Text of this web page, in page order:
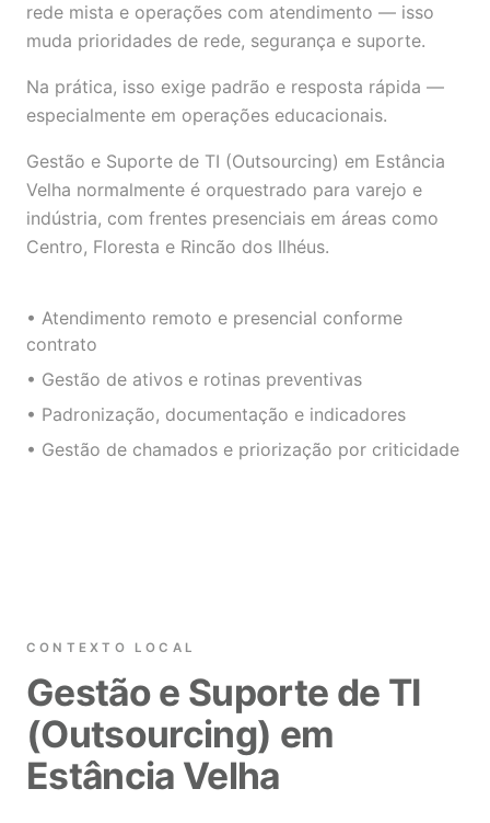
rede mista e operações com atendimento — isso
muda prioridades de rede, segurança e suporte.
Na prática, isso exige padrão e resposta rápida —
especialmente em operações educacionais.
Gestão e Suporte de TI (Outsourcing) em Estância
Velha normalmente é orquestrado para varejo e
indústria, com frentes presenciais em áreas como
Centro, Floresta e Rincão dos Ilhéus.
• Atendimento remoto e presencial conforme
contrato
• Gestão de ativos e rotinas preventivas
• Padronização, documentação e indicadores
• Gestão de chamados e priorização por criticidade
CONTEXTO LOCAL
Gestão e Suporte de TI
(Outsourcing) em
Estância Velha